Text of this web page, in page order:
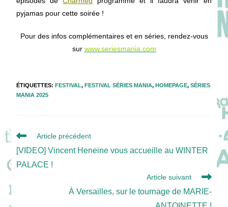
pyjamas pour cette soirée !
Pour des infos complémentaires et en séries, rendez-vous
sur www.seriesmania.com
ÉTIQUETTES:FESTIVAL, FESTIVAL SÉRIES MANIA, HOMEPAGE, SÉRIES
MANIA 2025
Read
articles
Article précédent
[VIDEO] Vincent Heneine vous accueille au WINTER
PALACE !
Article suivant
À Versailles, sur le tournage de MARIE-